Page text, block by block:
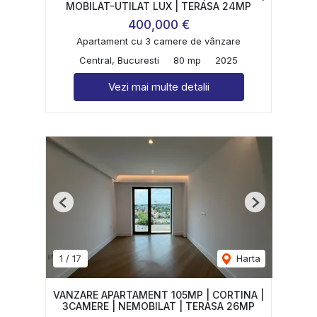
MOBILAT-UTILAT LUX | TERASA 24MP
400,000 €
Apartament cu 3 camere de vânzare
Central, Bucuresti
80 mp 2025
Vezi mai multe detalii
1 / 17 Harta
Previous Next
VANZARE APARTAMENT 105MP | CORTINA |
3CAMERE | NEMOBILAT | TERASA 26MP